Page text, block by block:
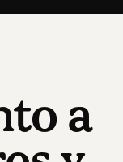
a